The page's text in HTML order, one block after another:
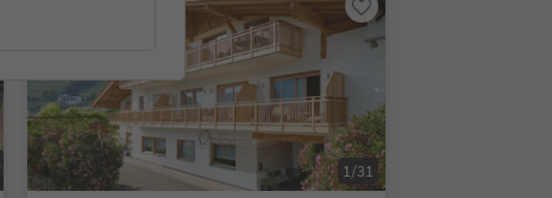
1/31